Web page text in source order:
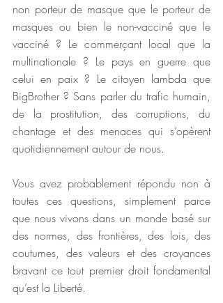
non porteur de masque que le porteur de
masques ou bien le non-vacciné que le
vacciné ? Le commerçant local que la
multinationale ? Le pays en guerre que
celui en paix ? Le citoyen lambda que
BigBrother ? Sans parler du trafic humain,
de la prostitution, des corruptions, du
chantage et des menaces qui s’opèrent
quotidiennement autour de nous.
Vous avez probablement répondu non à
toutes ces questions, simplement parce
que nous vivons dans un monde basé sur
des normes, des frontières, des lois, des
coutumes, des valeurs et des croyances
bravant ce tout premier droit fondamental
qu’est la Liberté.